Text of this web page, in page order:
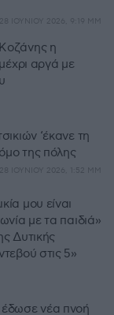
28 ΙΟΥΝΊΟΥ 2026, 9:19 ΜΜ
η
αργά με
‘έκανε τη
της πόλης
28 ΙΟΥΝΊΟΥ 2026, 1:52 ΜΜ
μου είναι
με τα παιδιά»
Δυτικής
στις 5»
νέα πνοή